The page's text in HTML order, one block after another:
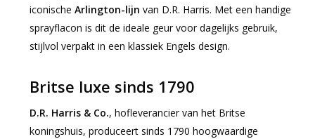
iconische Arlington-lijn van D.R. Harris. Met een handige
sprayflacon is dit de ideale geur voor dagelijks gebruik,
stijlvol verpakt in een klassiek Engels design.
Britse luxe sinds 1790
D.R. Harris & Co., hofleverancier van het Britse
koningshuis, produceert sinds 1790 hoogwaardige